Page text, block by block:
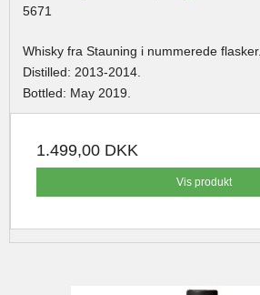
5671
Whisky fra Stauning i nummerede flasker.
Distilled: 2013-2014.
Bottled: May 2019.
1.499,00 DKK
Vis produkt